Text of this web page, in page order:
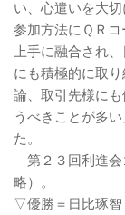
い、心遣いを大
参加方法にＱＲ
上手に融合され
にも積極的に取
論、取引先様に
うべきことが多
た。
第２３回利進会
略）。
▽優勝＝日比琢智